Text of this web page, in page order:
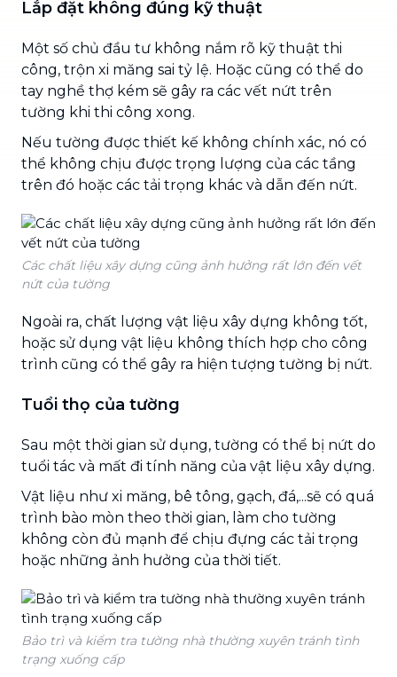
Lắp đặt không đúng kỹ thuật
Một số chủ đầu tư không nắm rõ kỹ thuật thi
công, trộn xi măng sai tỷ lệ. Hoặc cũng có thể do
tay nghề thợ kém sẽ gây ra các vết nứt trên
tường khi thi công xong.
Nếu tường được thiết kế không chính xác, nó có
thể không chịu được trọng lượng của các tầng
trên đó hoặc các tải trọng khác và dẫn đến nứt.
Các chất liệu xây dựng cũng ảnh hưởng rất lớn đến vết
nứt của tường
Ngoài ra, chất lượng vật liệu xây dựng không tốt,
hoặc sử dụng vật liệu không thích hợp cho công
trình cũng có thể gây ra hiện tượng tường bị nứt.
Tuổi thọ của tường
Sau một thời gian sử dụng, tường có thể bị nứt do
tuổi tác và mất đi tính năng của vật liệu xây dựng.
Vật liệu như xi măng, bê tông, gạch, đá,...sẽ có quá
trình bào mòn theo thời gian, làm cho tường
không còn đủ mạnh để chịu đựng các tải trọng
hoặc những ảnh hưởng của thời tiết.
Bảo trì và kiểm tra tường nhà thường xuyên tránh tình
trạng xuống cấp